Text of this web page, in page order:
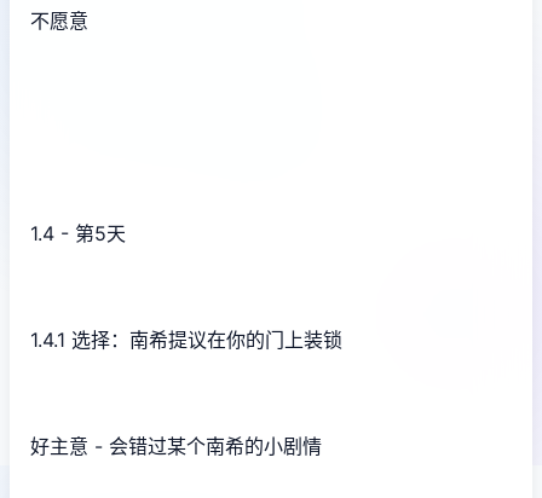
不愿意
1.4 - 第5天
1.4.1 选择：南希提议在你的门上装锁
好主意 - 会错过某个南希的小剧情